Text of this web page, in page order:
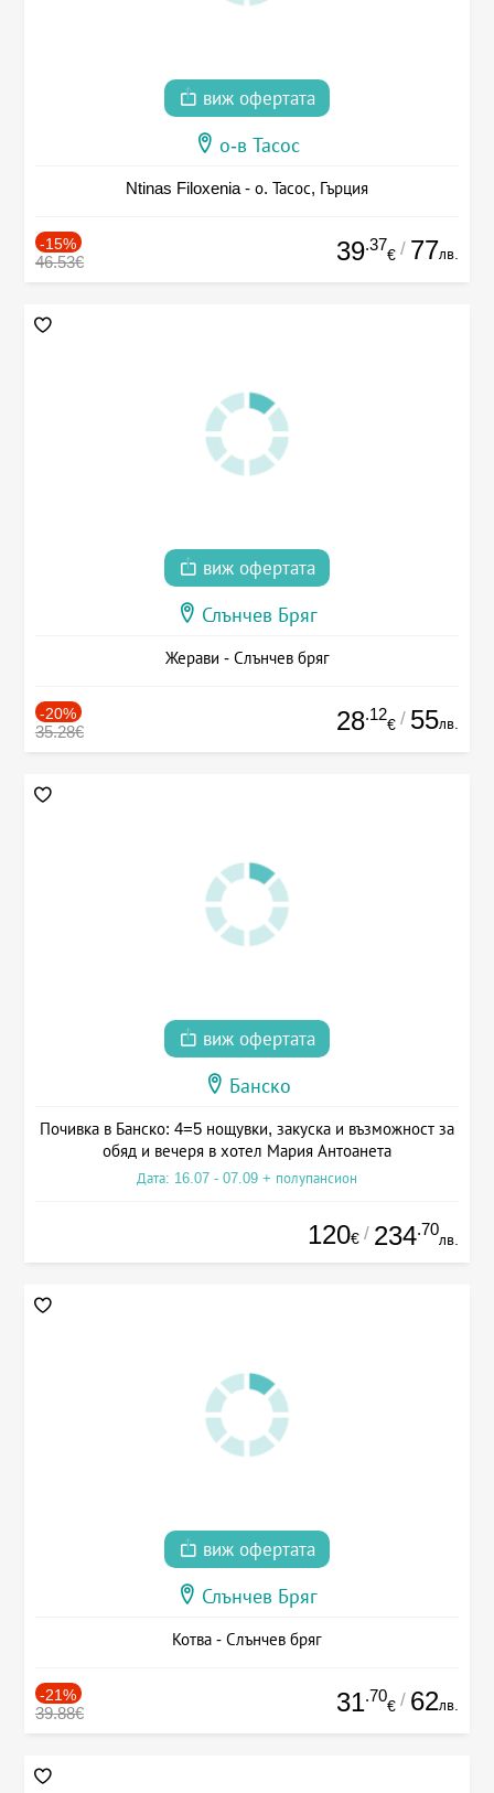
виж офертата
о-в Тасос
Ntinas Filoxenia - о. Тасос, Гърция
-15%
46.53€ 39.37
€ / 77лв.
виж офертата
Слънчев Бряг
Жерави - Слънчев бряг
-20%
35.28€ 28.12
€ / 55лв.
виж офертата
Банско
Почивка в Банско: 4=5 нощувки, закуска и възможност за
обяд и вечеря в хотел Мария Антоанета
Дата: 16.07 - 07.09 + полупансион
120€ / 234.70
лв.
виж офертата
Слънчев Бряг
Котва - Слънчев бряг
-21%
39.88€ 31.70
€ / 62лв.